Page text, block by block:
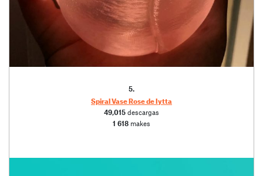
5.
Spiral Vase Rose de Iytta
49,015 descargas
1 618 makes